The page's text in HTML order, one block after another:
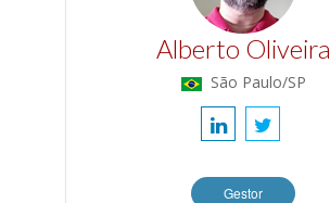
Alberto Oliveira
São Paulo/SP
Gestor